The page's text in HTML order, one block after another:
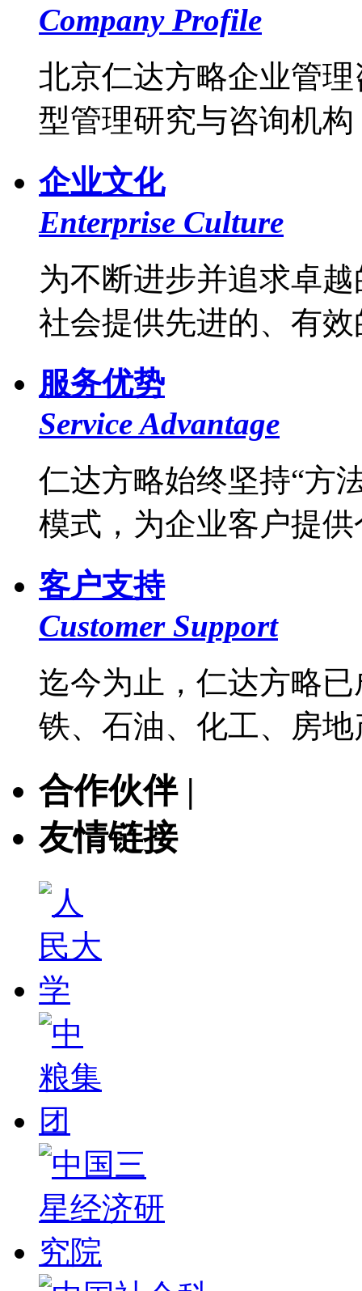
Company Profile
北京仁达方略企业管
型管理研究与咨询机
企业文化
Enterprise Culture
为不断进步并追求卓
社会提供先进的、有效
服务优势
Service Advantage
仁达方略始终坚持“方
模式，为企业客户提
客户支持
Customer Support
迄今为止，仁达方略
铁、石油、化工、房
合作伙伴 |
友情链接